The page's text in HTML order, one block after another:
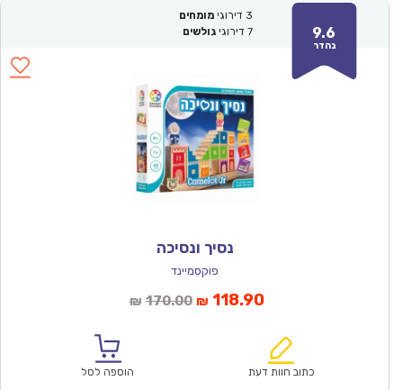
9.6
נהדר
3 דירוגי מומחים
7 דירוגי גולשים
נסיך ונסיכה
פוקסמיינד
₪ 170.00המחיר
₪170.00.
₪ 118.90המחיר
הוא:
כתוב חוות דעת הוספה לסל